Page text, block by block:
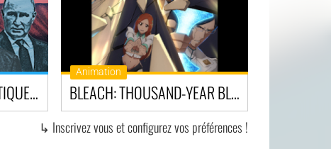
LA NUIT DE LA GÉOPOLITIQUE 2026
Animation
BLEACH: THOUSAND-YEAR BLOOD WAR - THE CALAMITY
↳ Inscrivez vous et configurez vos préférences !